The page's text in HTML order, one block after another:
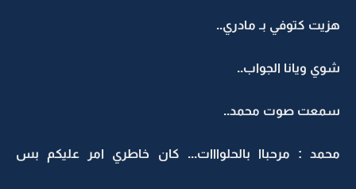
هزيت كتوفي بـ مادري..
شوي ويانا الجواب..
سمعت صوت محمد..
محمد : مرحباا بالحلوااات... كان خاطري امر عليكم بس